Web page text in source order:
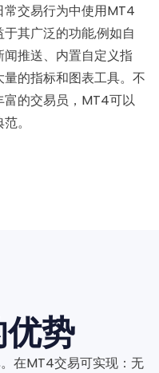
常交易行为中使用MT4
其广泛的功能,例如自
推送、内置自定义指
的指标和图表工具。不
富的交易员，MT4可以
。
势
在MT4交易可实现：无